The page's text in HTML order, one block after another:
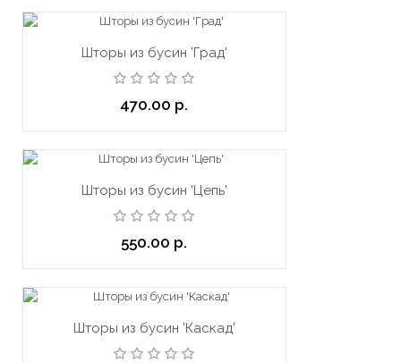
Шторы из бусин 'Град'
470.00 р.
Шторы из бусин 'Цепь'
550.00 р.
Шторы из бусин 'Каскад'
ПОДПИСКА